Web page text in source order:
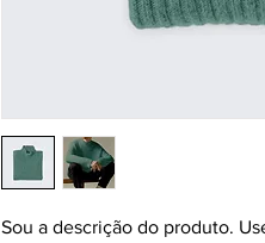
Sou a descrição do produto.